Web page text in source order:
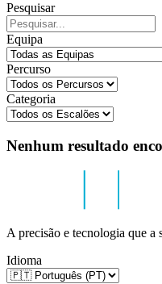
Pesquisar
Equipa
Percurso
Categoria
Nenhum resultado
A precisão e tecnologia que a
Idioma